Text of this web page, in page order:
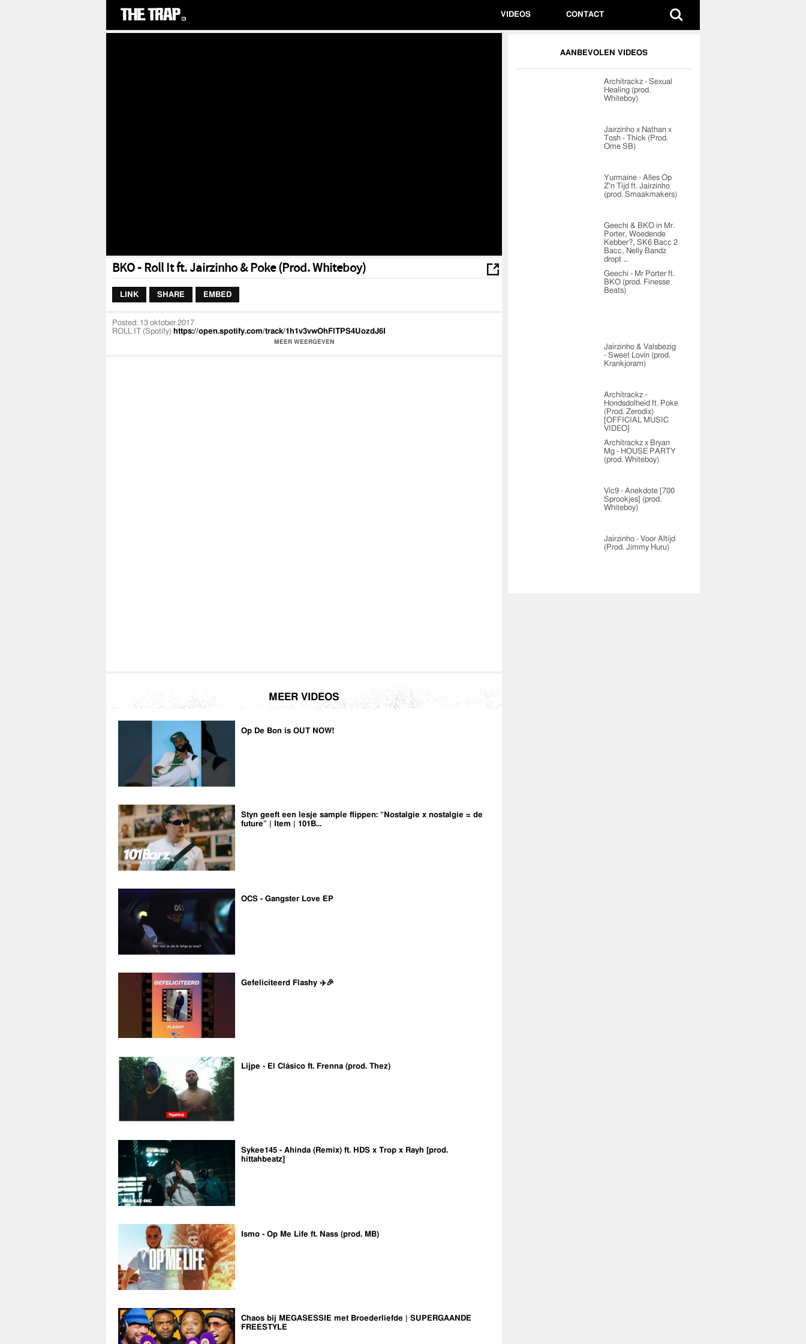
VIDEOS CONTACT
AANBEVOLEN VIDEOS
Architrackz - Sexual
Healing (prod.
Whiteboy)
Jairzinho x Nathan x
Tosh - Thick (Prod.
Ome SB)
Yurmaine - Alles Op
Z'n Tijd ft. Jairzinho
(prod. Smaakmakers)
Geechi & BKO in Mr.
Porter, Woedende
Kebber?, SK6 Bacc 2
Bacc, Nelly Bandz
dropt …
Geechi - Mr Porter ft.
BKO (prod. Finesse
Beats)
Jairzinho & Valsbezig
- Sweet Lovin (prod.
Krankjoram)
Architrackz -
Hondsdolheid ft. Poke
(Prod. Zerodix)
[OFFICIAL MUSIC
VIDEO]
Architrackz x Bryan
Mg - HOUSE PARTY
(prod. Whiteboy)
Vic9 - Anekdote [700
Sprookjes] (prod.
Whiteboy)
Jairzinho - Voor Altijd
(Prod. Jimmy Huru)
BKO - Roll It ft. Jairzinho & Poke (Prod. Whiteboy)
LINK SHARE EMBED
Posted: 13 oktober 2017
ROLL IT (Spotify) https://open.spotify.com/track/1h1v3vwOhFlTPS4UozdJ6I
MEER WEERGEVEN
MEER VIDEOS
Op De Bon is OUT NOW!
Styn geeft een lesje sample flippen: “Nostalgie x nostalgie = de
future” | Item | 101B…
OCS - Gangster Love EP
Gefeliciteerd Flashy ✈️🎉
Lijpe - El Clásico ft. Frenna (prod. Thez)
Sykee145 - Ahinda (Remix) ft. HDS x Trop x Rayh [prod.
hittahbeatz]
Ismo - Op Me Life ft. Nass (prod. MB)
Chaos bij MEGASESSIE met Broederliefde | SUPERGAANDE
FREESTYLE